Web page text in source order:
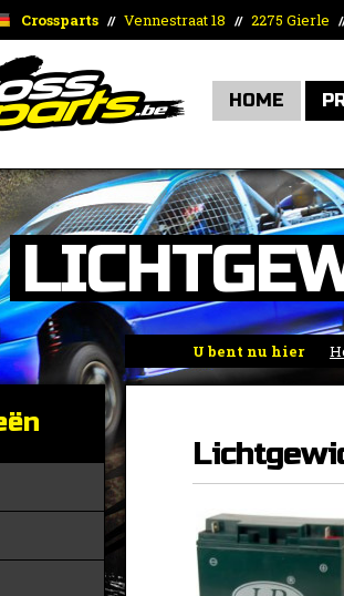
Crossparts // Vennestraat 18 // 2275 Gierle
HOME
U bent nu hier